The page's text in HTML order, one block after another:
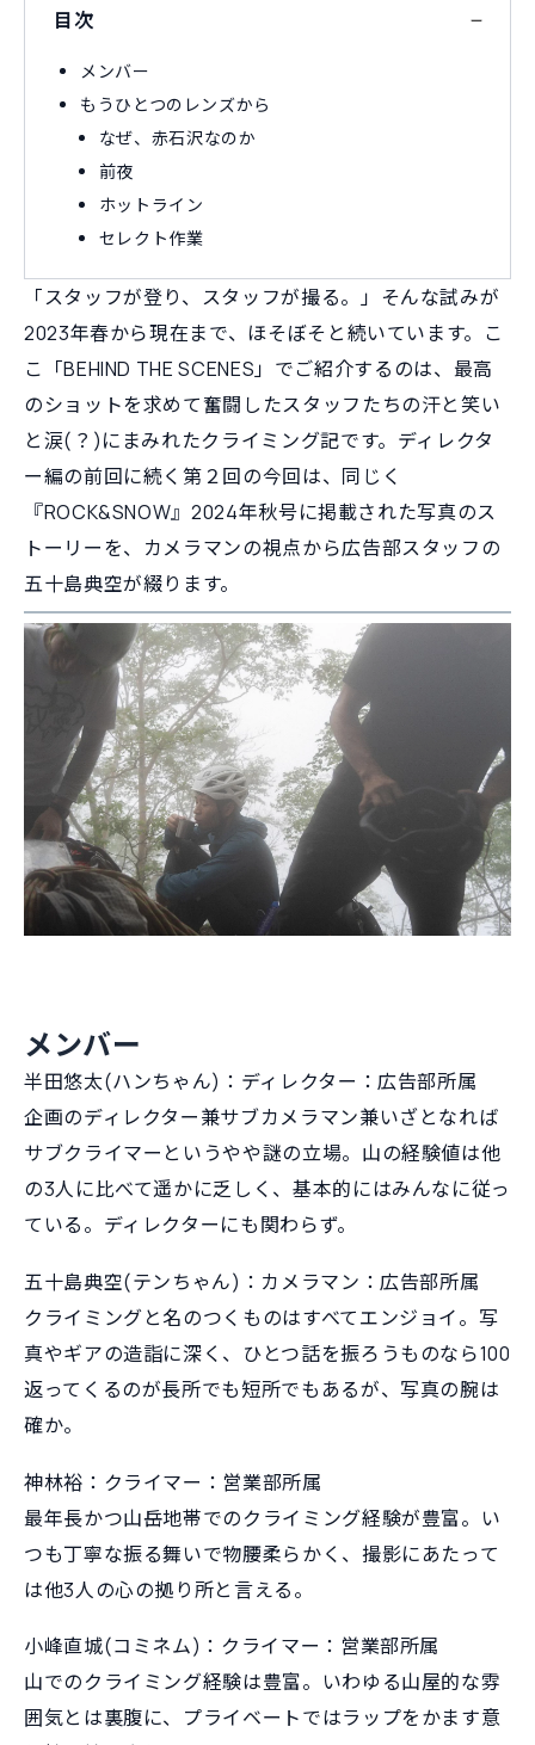
広告撮影の裏側 [Ep:1-1 甲斐駒ヶ岳ホットライン]
目次
メンバー
もうひとつのレンズから
なぜ、赤石沢なのか
前夜
ホットライン
セレクト作業
「スタッフが登り、スタッフが撮る。」そんな試みが
2023年春から現在まで、ほそぼそと続いています。こ
こ「BEHIND THE SCENES」でご紹介するのは、最高
のショットを求めて奮闘したスタッフたちの汗と笑い
と涙(？)にまみれたクライミング記です。ディレクタ
ー編の前回に続く第２回の今回は、同じく
『ROCK&SNOW』2024年秋号に掲載された写真のス
トーリーを、カメラマンの視点から広告部スタッフの
五十島典空が綴ります。
メンバー
半田悠太(ハンちゃん)：ディレクター：広告部所属
企画のディレクター兼サブカメラマン兼いざとなれば
サブクライマーというやや謎の立場。山の経験値は他
の3人に比べて遥かに乏しく、基本的にはみんなに従っ
ている。ディレクターにも関わらず。
五十島典空(テンちゃん)：カメラマン：広告部所属
クライミングと名のつくものはすべてエンジョイ。写
真やギアの造詣に深く、ひとつ話を振ろうものなら100
返ってくるのが長所でも短所でもあるが、写真の腕は
確か。
神林裕：クライマー：営業部所属
最年長かつ山岳地帯でのクライミング経験が豊富。い
つも丁寧な振る舞いで物腰柔らかく、撮影にあたって
は他3人の心の拠り所と言える。
小峰直城(コミネム)：クライマー：営業部所属
山でのクライミング経験は豊富。いわゆる山屋的な雰
囲気とは裏腹に、プライベートではラップをかます意